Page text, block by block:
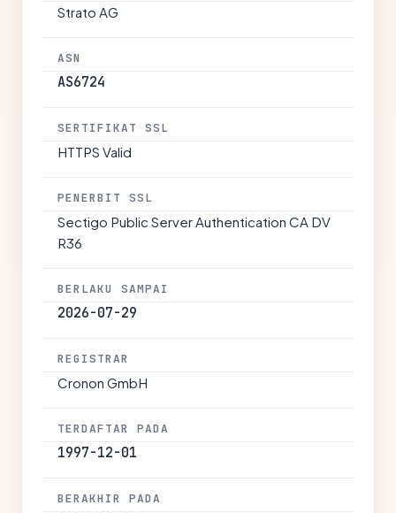
Strato AG
ASN
AS6724
SERTIFIKAT SSL
HTTPS Valid
PENERBIT SSL
Sectigo Public Server Authentication CA DV
R36
BERLAKU SAMPAI
2026-07-29
REGISTRAR
Cronon GmbH
TERDAFTAR PADA
1997-12-01
BERAKHIR PADA